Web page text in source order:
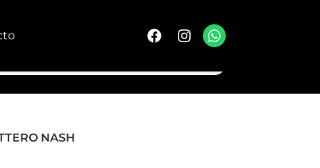
NASH